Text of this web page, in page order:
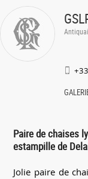
Paire de chaises
estampille de
Jolie paire de